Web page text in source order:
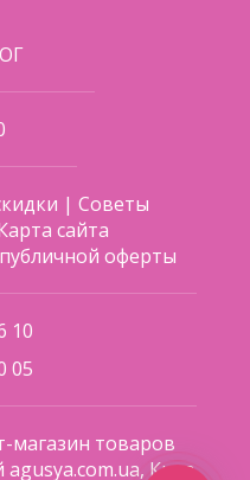
|Советы
сайта
оферты
10
05
магазин товаров
agusya.com.ua, Киев